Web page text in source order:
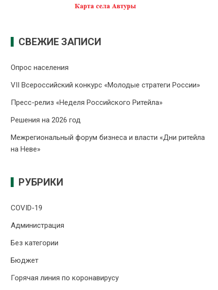
СВЕЖИЕ ЗАПИСИ
Опрос населения
VII Всероссийский конкурс «Молодые стратеги России»
Пресс-релиз «Неделя Российского Ритейла»
Решения на 2026 год
Межрегиональный форум бизнеса и власти «Дни ритейла
на Неве»
РУБРИКИ
COVID-19
Администрация
Без категории
Бюджет
Горячая линия по коронавирусу